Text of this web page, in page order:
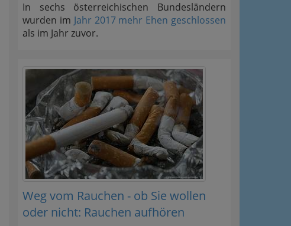
In sechs österreichischen Bundesländern
wurden im Jahr 2017 mehr Ehen geschlossen
als im Jahr zuvor.
Weg vom Rauchen - ob Sie wollen
oder nicht: Rauchen aufhören